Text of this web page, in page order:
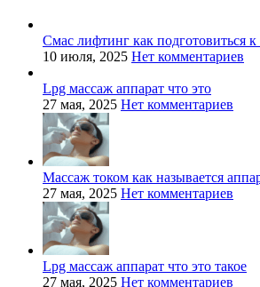
Смас лифтинг как подготовиться
10 июля, 2025 Нет комментариев
Lpg массаж аппарат что это
27 мая, 2025 Нет комментариев
Массаж током как называется
27 мая, 2025 Нет комментариев
Lpg массаж аппарат что это такое
27 мая, 2025 Нет комментариев